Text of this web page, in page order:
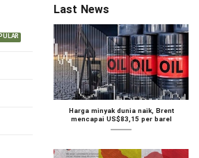
Last News
Harga minyak dunia naik, Brent
mencapai US$83,15 per barel